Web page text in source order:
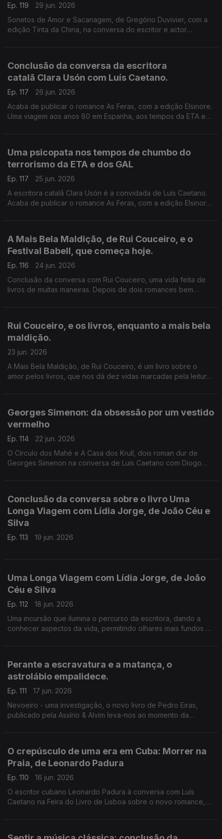
Ep. 119
29 jun. 2026
Sonetos de Amor e Sacanagem, de Gregório Duvivier, com a
edição Tinta da China, na conversa do escritor e actor
Conclusão da conversa da escritora
catalã Clara Usón com Luís Caetano.
Ep. 117
26 jun. 2026
Acaba de publicar o romance As Feras, com a edição Elsinore.
Uma viagem aos anos 80 em Espanha, aos tempos da ETA e
Uma psicopata nos tempos de chumbo do
terrorismo da ETA e dos GAL
Ep. 117
25 jun. 2026
A escritora catalã Clara Usón é a convidada de Luís Caetano.
Acaba de publicar o romance As Feras, com a edição Elsinore.
A Mais Bela Maldição, de Rui Couceiro, e o
Festival Babell, que começa hoje.
Ep. 116
24 jun. 2026
Conclusão da conversa com Rui Couceiro, uma vida feita de
livros de muitas maneiras. Depois de dois romances bem
país. Começa hoje, no Porto.
Rui Couceiro, e os livros, enquanto a mais bela
maldição.
23 jun. 2026
A Mais Bela Maldição, de Rui Couceiro, é um livro sobre o
amor pelos livros, que nos dá dez vidas marcadas pela leitura
Caetano, fala-se também do Festival Babell, que começa esta
quarta-feita no Porto, o maior investimento de sempre no
nosso país num evento literário, iniciativa da Livraria Lello.
Georges Simenon: da obsessão por um vestido
vermelho
Ep. 114
22 jun. 2026
O Círculo dos Mahé e A Casa dos Krull, dois roman dur de
Georges Simenon na conversa de Luís Caetano com Diogo
Conclusão da conversa sobre o livro Uma
Longa Viagem com Lídia Jorge, de João Céu e
Silva
Ep. 113 19 jun. 2026
Uma Longa Viagem com Lídia Jorge, de João
Céu e Silva
Ep. 112
18 jun. 2026
Uma incursão que ilumina o percurso da escritora, dando a
conhecer aspectos da vida, permitindo olhares mais fundos à
Perante a escravatura e a matança, o
astrolábio empalidece.
Ep. 111
17 jun. 2026
Nevoeiro - uma investigação, o novo livro de Pedro Eiras,
publicado pela Assírio & Alvim leva-nos ao momento da
O crepúsculo de uma era em Cuba: Morrer na
Praia, de Leonardo Padura
Ep. 110
16 jun. 2026
O escritor cubano Leonardo Padura à conversa com Luís
Caetano na Feira do Livro de Lisboa sobre o novo romance,